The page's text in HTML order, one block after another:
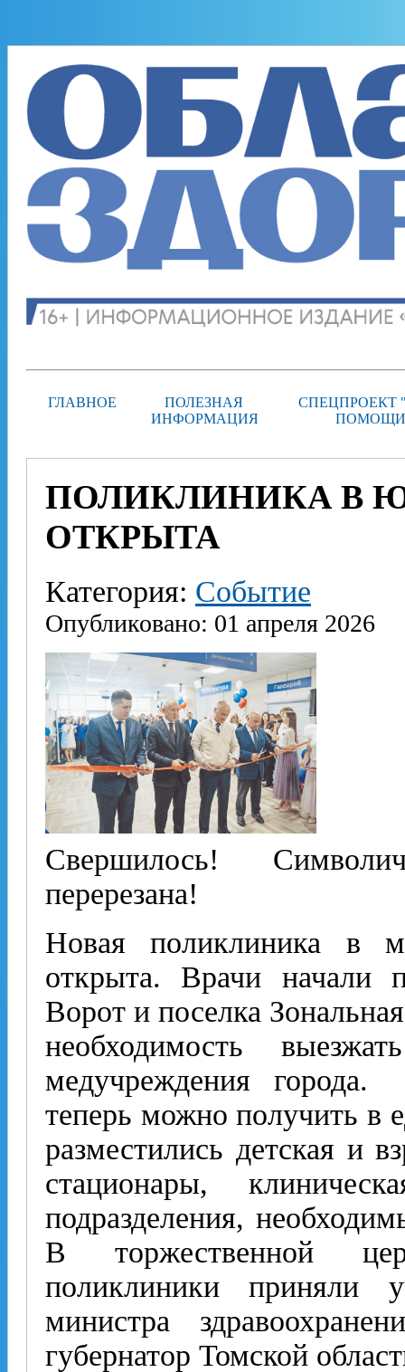
ГЛАВНОЕ
ПОЛЕЗНАЯ
ИНФОРМАЦИЯ
СПЕЦПРОЕКТ
ПОЛИКЛИНИКА В
ОТКРЫТА
Категория: Событие
Опубликовано: 01 апреля 2026
Свершилось!
перерезана!
Новая поликлиника в
открыта. Врачи
Ворот и поселка
необходимость
медучреждения
теперь можно получить в
разместились детская и
стационары,
подразделения,
В торжественной
поликлиники приняли
министра
губернатор Томской